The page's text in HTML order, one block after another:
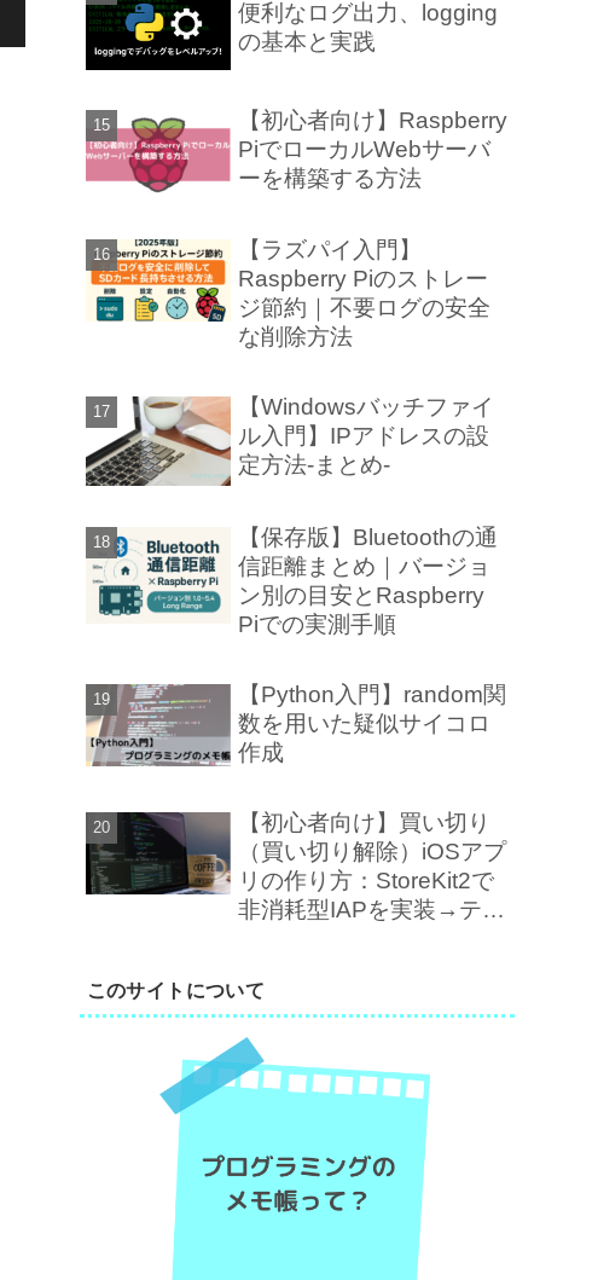
便利なログ出力、logging
の基本と実践
【初心者向け】Raspberry
PiでローカルWebサーバ
ーを構築する方法
【ラズパイ入門】
Raspberry Piのストレー
ジ節約｜不要ログの安全
な削除方法
【Windowsバッチファイ
ル入門】IPアドレスの設
定方法-まとめ-
【保存版】Bluetoothの通
信距離まとめ｜バージョ
ン別の目安とRaspberry
Piでの実測手順
【Python入門】random関
数を用いた疑似サイコロ
作成
【初心者向け】買い切り
（買い切り解除）iOSアプ
リの作り方：StoreKit2で
非消耗型IAPを実装→テス
このサイトについて